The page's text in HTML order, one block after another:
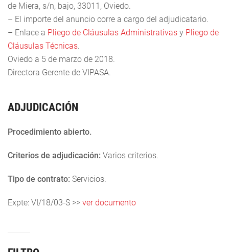
de Miera, s/n, bajo, 33011, Oviedo.
– El importe del anuncio corre a cargo del adjudicatario.
– Enlace a Pliego de Cláusulas Administrativas y Pliego de
Cláusulas Técnicas.
Oviedo a 5 de marzo de 2018.
Directora Gerente de VIPASA.
ADJUDICACIÓN
Procedimiento abierto.
Criterios de adjudicación: Varios criterios.
Tipo de contrato: Servicios.
Expte: VI/18/03-S >> ver documento